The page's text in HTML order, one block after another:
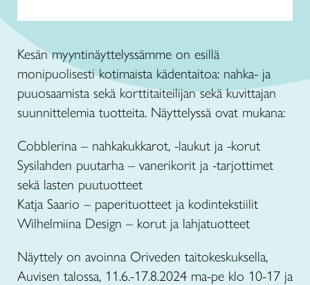
Kesän myyntinäyttelyssämme on esillä
monipuolisesti kotimaista kädentaitoa: nahka- ja
puuosaamista sekä korttitaiteilijan sekä kuvittajan
suunnittelemia tuotteita. Näyttelyssä ovat mukana:
Cobblerina – nahkakukkarot, -laukut ja -korut
Sysilahden puutarha – vanerikorit ja -tarjottimet
sekä lasten puutuotteet
Katja Saario – paperituotteet ja kodintekstiilit
Wilhelmiina Design – korut ja lahjatuotteet
Näyttely on avoinna Oriveden taitokeskuksella,
Auvisen talossa, 11.6.-17.8.2024 ma-pe klo 10-17 ja